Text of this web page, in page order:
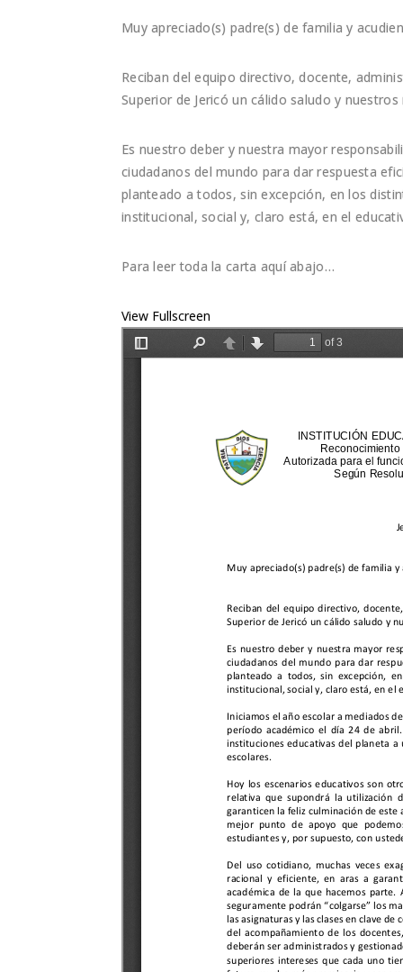
Muy apreciado(s) padre(s) de familia y
Reciban del equipo directivo, docente,
Superior de Jericó un cálido saludo y
Es nuestro deber y nuestra mayor
ciudadanos del mundo para dar respuesta
planteado a todos, sin excepción, en los
institucional, social y, claro está, en el
Para leer toda la carta aquí abajo…
View Fullscreen